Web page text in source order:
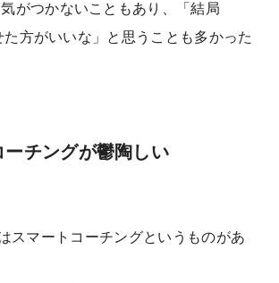
がつかないこともあり、「結局
方がいいな」と思うことも多かった
チングが鬱陶しい
スマートコーチングというものがあ